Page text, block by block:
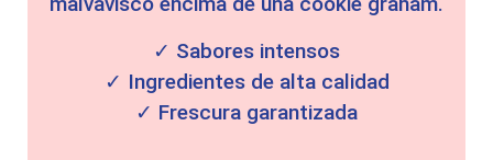
✓ Sabores intensos
✓ Ingredientes de alta calidad
✓ Frescura garantizada